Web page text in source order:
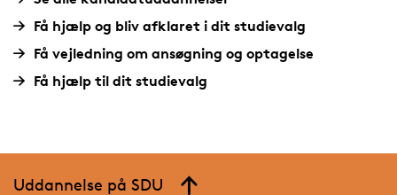
Få hjælp og bliv afklaret i dit studievalg
Få vejledning om ansøgning og optagelse
Få hjælp til dit studievalg
Uddannelse på SDU